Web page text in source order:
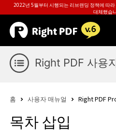
2022년 5월부터 시행되는 리브랜딩 정책에 따
대체했습
Right PDF 사용
홈 사용자 매뉴얼 Right PDF
목차 삽입